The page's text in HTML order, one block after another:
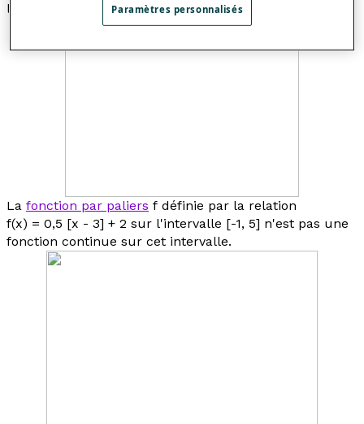
l'intervalle [-1, 1] est une fonction continue.
La fonction par paliers f définie par la relation
f(x) = 0,5 [x - 3] + 2 sur l'intervalle [-1, 5] n'est pas une
fonction continue sur cet intervalle.
Paramètres personnalisés